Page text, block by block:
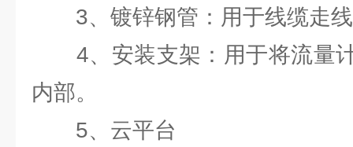
3、镀锌钢管：用于线缆走
4、安装支架：用于将流量
内部。
5、云平台